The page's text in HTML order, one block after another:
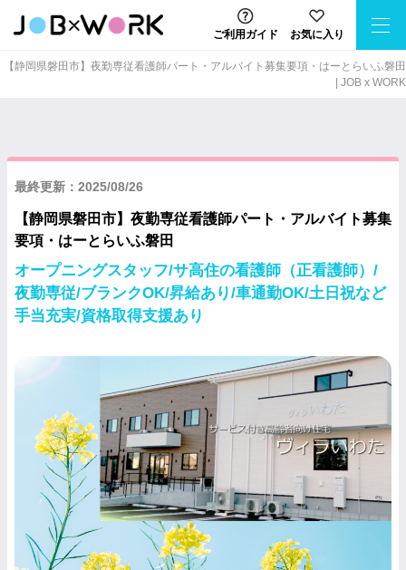
ご利用ガイド お気に入り
【静岡県磐田市】夜勤専従看護師パート・アルバイト募集要項・はーとらいふ磐田
| JOB x WORK
最終更新：2025/08/26
【静岡県磐田市】夜勤専従看護師パート・アルバイト募集
要項・はーとらいふ磐田
オープニングスタッフ/サ高住の看護師（正看護師）/
夜勤専従/ブランクOK/昇給あり/車通勤OK/土日祝など
手当充実/資格取得支援あり